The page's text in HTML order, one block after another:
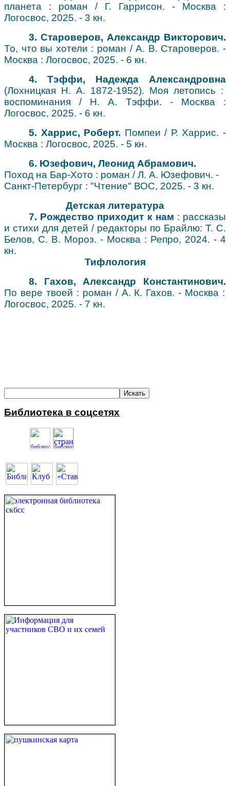
планета : роман / Г. Гаррисон. - Москва :
Логосвос, 2025. - 3 кн.
3. Староверов, Александр Викторович.
То, что вы хотели : роман / А. В. Староверов. -
Москва : Логосвос, 2025. - 6 кн.
4. Тэффи, Надежда Александровна
(Лохницкая Н. А. 1872-1952). Моя летопись :
воспоминания / Н. А. Тэффи. - Москва :
Логосвос, 2025. - 6 кн.
5. Харрис, Роберт. Помпеи / Р. Харрис. -
Москва : Логосвос, 2025. - 5 кн.
6. Юзефович, Леонид Абрамович.
Поход на Бар-Хото : роман / Л. А. Юзефович. -
Санкт-Петербург : "Чтение" ВОС, 2025. - 3 кн.
Детская литература
7. Рождество приходит кнам : рассказы
и стихи для детей / редакторы по Брайлю: Т. С.
Белов, С. В. Мороз. - Москва : Репро, 2024. - 4
кн.
Тифлология
8. Гахов, Александр Константинович.
По вере твоей : роман / А. К. Гахов. - Москва :
Логосвос, 2025. - 7 кн.
Библиотека в соцсетях